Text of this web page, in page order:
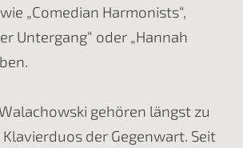
„Comedian Harmonists“,
Untergang“ oder „Hannah
gehören längst zu
der Gegenwart. Seit